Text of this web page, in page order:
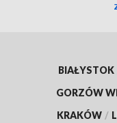
BIAŁYSTOK
GORZÓW
KRAKÓW /